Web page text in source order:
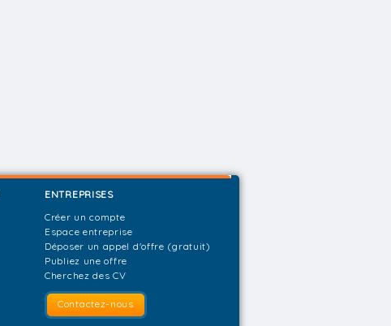
ENTREPRISES
Créer un compte
Espace entreprise
Déposer un appel d'offre (gratuit)
Publiez une offre
Cherchez des CV
Contactez-nous